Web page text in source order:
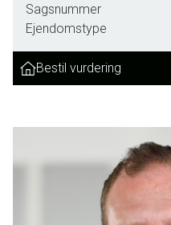
Sagsnummer
Ejendomstype
Bestil vurdering